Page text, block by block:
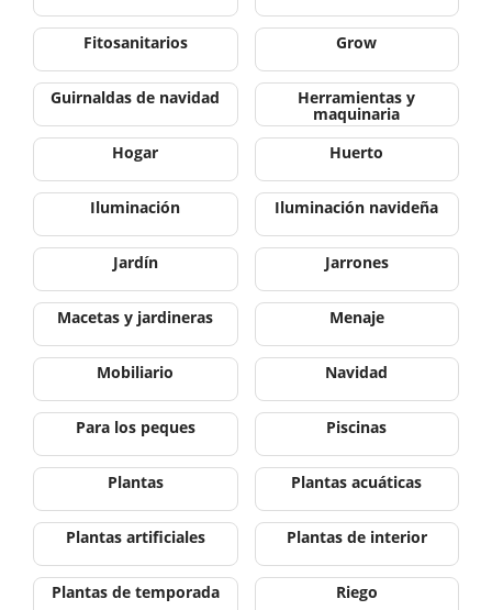
Fitosanitarios Grow
Guirnaldas de navidad Herramientas y
maquinaria
Hogar
Huerto
Iluminación Iluminación navideña
Jardín Jarrones
Macetas y jardineras Menaje
Mobiliario Navidad
Para los peques Piscinas
Plantas Plantas acuáticas
Plantas artificiales Plantas de interior
Plantas de temporada Riego